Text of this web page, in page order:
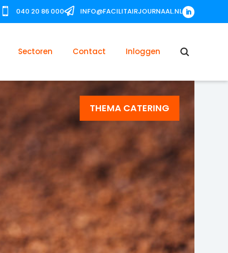
 040 20 86 000 INFO@FACILITAIRJOURNAAL.NL
Sectoren Contact Inloggen
THEMA CATERING